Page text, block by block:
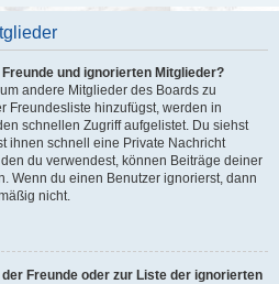
und ignorierten Mitglieder?
andere Mitglieder des Boards zu
Freundesliste hinzufügst, werden in
schnellen Zugriff aufgelistet. Du siehst
ihnen schnell eine Private Nachricht
du verwendest, können Beiträge deiner
Wenn du einen Benutzer ignorierst, dann
nicht.
Freunde oder zur Liste der ignorierten